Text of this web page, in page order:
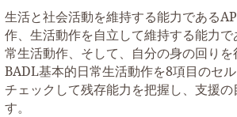
生活と社会活動を維持する能力である
作、生活動作を自立して維持する能力で
常生活動作、そして、自分の身の回りを
BADL基本的日常生活動作を8項目のセ
チェックして残存能力を把握し、支援の
す。